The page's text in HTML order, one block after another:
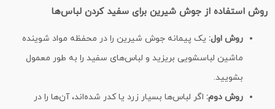
روش استفاده از جوش شیرین برای سفید کردن لباس‌ها
روش اول: یک پیمانه جوش شیرین را در محفظه مواد شوینده
ماشین لباسشویی بریزید و لباس‌های سفید را به طور معمول
بشویید.
روش دوم: اگر لباس‌ها بسیار زرد یا کدر شده‌اند، آن‌ها را در